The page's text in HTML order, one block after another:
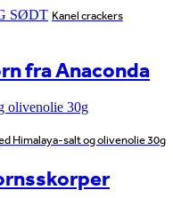
SØDT Kanel crackers
fra Anaconda
Himalaya-salt og olivenolie 30g